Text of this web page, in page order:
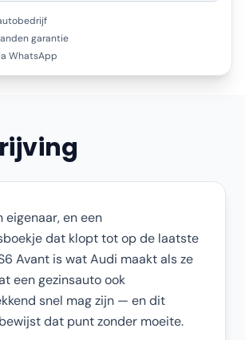
garantie
WhatsApp
eigenaar, en een
dat klopt tot op de laatste
Avant is wat Audi maakt als ze
een gezinsauto ook
snel mag zijn — en dit
dat punt zonder moeite.